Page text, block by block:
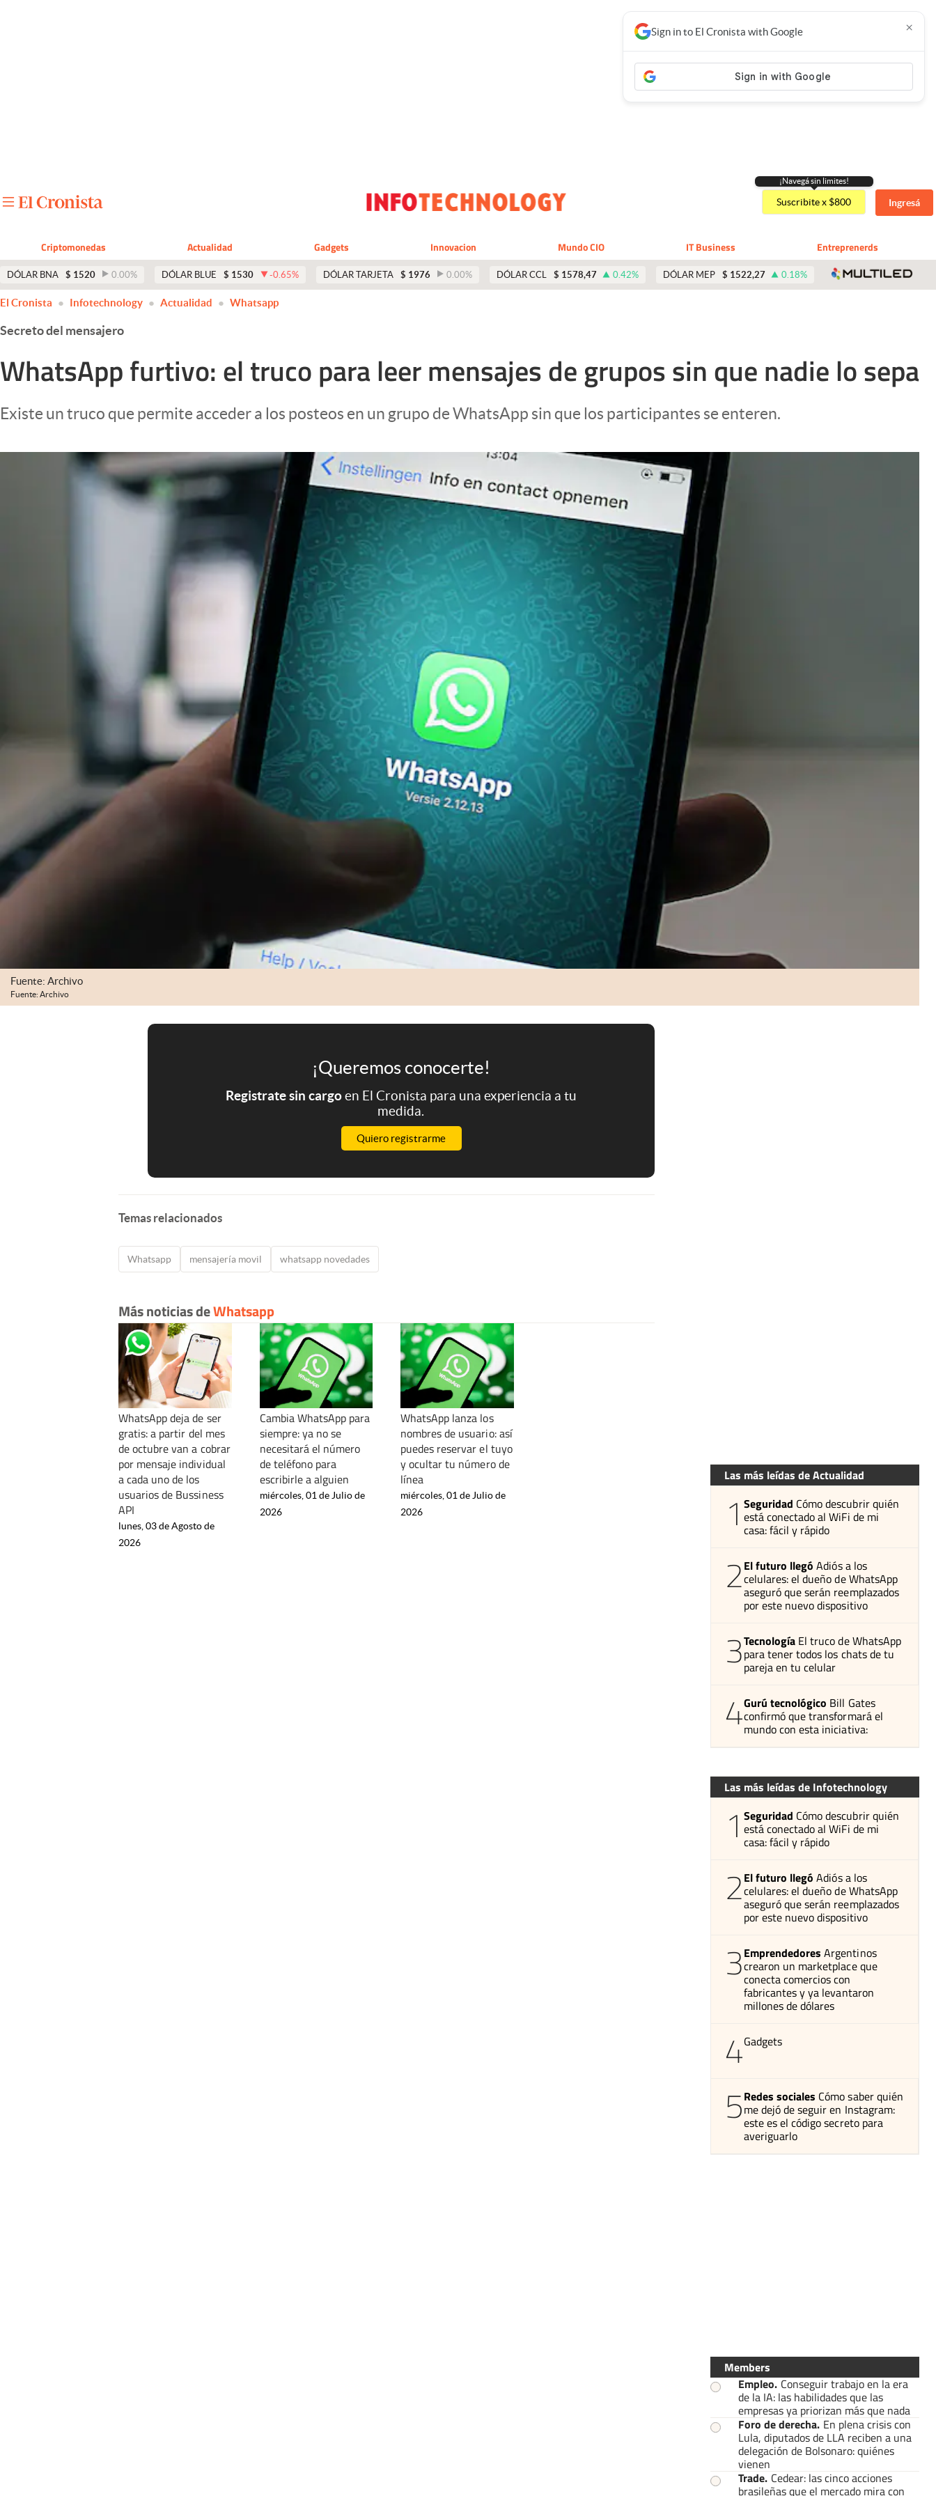
Apertura
Clima
El Cronista Studio
¡Navegá sin limites!
Suscribite x $800 Ingresá
Criptomonedas Actualidad Gadgets Innovacion Mundo CIO IT Business Entreprenerds
DÓLAR BNA $ 1520 0.00% DÓLAR BLUE $ 1530 -0.65% DÓLAR TARJETA $ 1976 0.00% DÓLAR CCL $ 1578,47 0.42% DÓLAR MEP $ 1522,27 0.18%
Sign in to El Cronista with Google ×
El Cronista Infotechnology Actualidad Whatsapp
Secreto del mensajero
WhatsApp furtivo: el truco para leer mensajes de grupos sin que nadie lo sepa
Existe un truco que permite acceder a los posteos en un grupo de WhatsApp sin que los participantes se enteren.
Fuente: Archivo
Fuente: Archivo
¡Queremos conocerte!
Registrate sin cargoen El Cronista para una experiencia a tu
medida.
Quiero registrarme
Temas relacionados
Whatsapp mensajería movil whatsapp novedades
Más noticias deWhatsapp
WhatsApp deja de ser
gratis: a partir del mes
de octubre van a cobrar
por mensaje individual
a cada uno de los
usuarios de Bussiness
API
lunes, 03 de Agosto de
2026
Cambia WhatsApp para
siempre: ya no se
necesitará el número
de teléfono para
escribirle a alguien
miércoles, 01 de Julio de
2026
WhatsApp lanza los
nombres de usuario: así
puedes reservar el tuyo
y ocultar tu número de
línea
miércoles, 01 de Julio de
2026
Las más leídas de Actualidad
1 Seguridad Cómo descubrir quién
está conectado al WiFi de mi
casa: fácil y rápido
2El futuro llegó Adiós a los
celulares: el dueño de WhatsApp
aseguró que serán reemplazados
por este nuevo dispositivo
3Tecnología El truco de WhatsApp
para tener todos los chats de tu
pareja en tu celular
4Gurú tecnológico Bill Gates
confirmó que transformará el
mundo con esta iniciativa:
Las más leídas de Infotechnology
1 Seguridad Cómo descubrir quién
está conectado al WiFi de mi
casa: fácil y rápido
2El futuro llegó Adiós a los
celulares: el dueño de WhatsApp
aseguró que serán reemplazados
por este nuevo dispositivo
3Emprendedores Argentinos
crearon un marketplace que
conecta comercios con
fabricantes y ya levantaron
millones de dólares
4Gadgets
5Redes sociales Cómo saber quién
me dejó de seguir en Instagram:
este es el código secreto para
averiguarlo
Members
Empleo. Conseguir trabajo en la era
de la IA: las habilidades que las
empresas ya priorizan más que nada
Foro de derecha. En plena crisis con
Lula, diputados de LLA reciben a una
delegación de Bolsonaro: quiénes
vienen
Trade. Cedear: las cinco acciones
brasileñas que el mercado mira con